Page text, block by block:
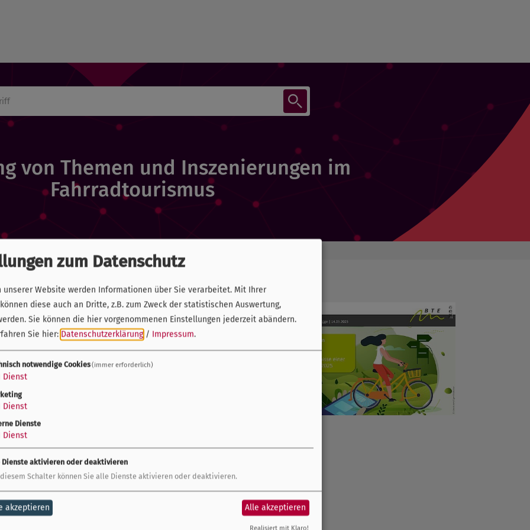
von Themen und Inszenierungen im
Fahrradtourismus
im Fahrradtourismus“, durchgeführt von
Frühjahr 2025, untersucht, wie relevant thematisch
Märchenrouten – für Radreisende sind. Über
befragt, die zumindest gelegentlich Radtouren im
ein hohes Interesse an Themenradwegen.
bekannt – lediglich ein Fünftel hat überhaupt
haben eine bewusst befahren. Wer jedoch eine
60 % wählten die Strecke aufgrund des Themas,
als ansprechend.
Natur, Kulturgeschichte, Technik, Sagen oder
vor allem sichtbare, bauliche
oder Erlebnisstationen. Digitale Angebote –
zum Datenschutz
unserer Website werden Informationen über Sie verarbeitet. Mit Ihrer
diese auch an Dritte, z.B. zum Zweck der statistischen Auswertung,
Sie können die hier vorgenommenen Einstellungen jederzeit abändern.
Sie hier: Datenschutzerklärung / Impressum.
notwendige Cookies(immer erforderlich)
Dienst
Dienst
Dienste
Dienst
Dienste aktivieren oder deaktivieren
Schalter können Sie alle Dienste aktivieren oder deaktivieren.
akzeptieren Alle akzeptieren